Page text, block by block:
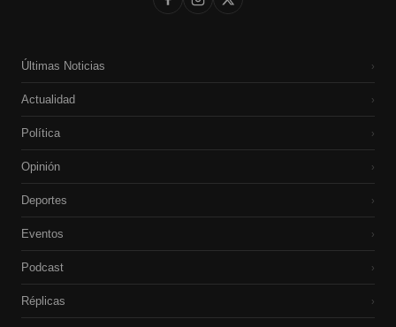
Últimas Noticias ›
Actualidad ›
Política ›
Opinión ›
Deportes ›
Eventos ›
Podcast ›
Réplicas ›